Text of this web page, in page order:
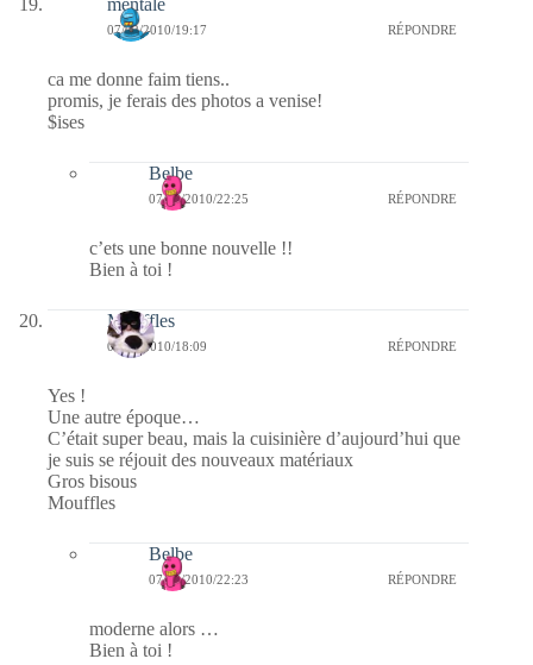
07/02/2010/19:17 RÉPONDRE
ca me donne faim tiens..
promis, je ferais des photos a venise!
$ises
Belbe
07/02/2010/22:25 RÉPONDRE
c’ets une bonne nouvelle !!
Bien à toi !
Mouffles
07/02/2010/18:09 RÉPONDRE
Yes !
Une autre époque…
C’était super beau, mais la cuisinière d’aujourd’hui que
je suis se réjouit des nouveaux matériaux
Gros bisous
Mouffles
Belbe
07/02/2010/22:23 RÉPONDRE
moderne alors …
Bien à toi !